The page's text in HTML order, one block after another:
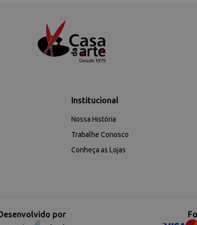
Institucional
Nossa História
Trabalhe Conosco
Conheça as Lojas
por